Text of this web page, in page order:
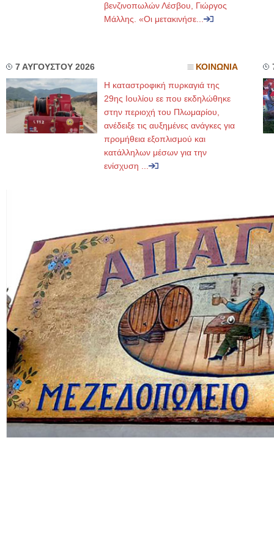
βενζινοπωλών Λέσβου, Γιώργος
Μάλλης. «Οι μετακινήσε...
7 ΑΥΓΟΥΣΤΟΥ 2026 ΚΟΙΝΩΝΙΑ
Η καταστροφική πυρκαγιά της
29ης Ιουλίου εε που εκδηλώθηκε
στην περιοχή του Πλωμαρίου,
ανέδειξε τις αυξημένες ανάγκες για
προμήθεια εξοπλισμού και
κατάλληλων μέσων για την
ενίσχυση ...